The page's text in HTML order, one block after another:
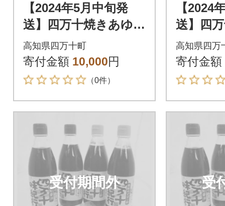
【2024年5月中旬発
送】四万十焼きあゆだ
し醤油・ゆずポン酢4
本 Ess-05
高知県四万十町
寄付金額 10,000円
（0件）
【2024
送】四
し醤油
本 Ess-
高知県四万
寄付金額
受付期間外 受